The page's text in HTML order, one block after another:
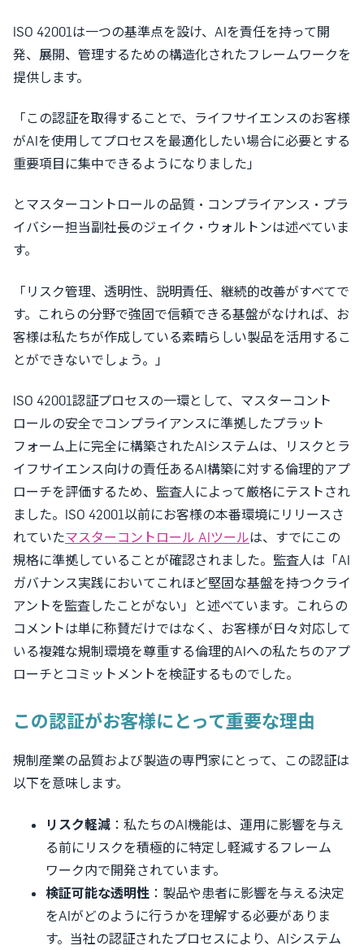
ISO 42001は一つの基準点を設け、AIを責任を持って開
発、展開、管理するための構造化されたフレームワークを
提供します。
「この認証を取得することで、ライフサイエンスのお客様
がAIを使用してプロセスを最適化したい場合に必要とする
重要項目に集中できるようになりました」
とマスターコントロールの品質・コンプライアンス・プラ
イバシー担当副社長のジェイク・ウォルトンは述べていま
す。
「リスク管理、透明性、説明責任、継続的改善がすべてで
す。これらの分野で強固で信頼できる基盤がなければ、お
客様は私たちが作成している素晴らしい製品を活用するこ
とができないでしょう。」
ISO 42001認証プロセスの一環として、マスターコント
ロールの安全でコンプライアンスに準拠したプラット
フォーム上に完全に構築されたAIシステムは、リスクとラ
イフサイエンス向けの責任あるAI構築に対する倫理的アプ
ローチを評価するため、監査人によって厳格にテストされ
ました。ISO 42001以前にお客様の本番環境にリリースさ
れていたマスターコントロール AIツールは、すでにこの
規格に準拠していることが確認されました。監査人は「AI
ガバナンス実践においてこれほど堅固な基盤を持つクライ
アントを監査したことがない」と述べています。これらの
コメントは単に称賛だけではなく、お客様が日々対応して
いる複雑な規制環境を尊重する倫理的AIへの私たちのアプ
ローチとコミットメントを検証するものでした。
この認証がお客様にとって重要な理由
規制産業の品質および製造の専門家にとって、この認証は
以下を意味します。
リスク軽減 ：私たちのAI機能は、運用に影響を与え
る前にリスクを積極的に特定し軽減するフレーム
ワーク内で開発されています。
検証可能な透明性 ：製品や患者に影響を与える決定
をAIがどのように行うかを理解する必要がありま
す。当社の認証されたプロセスにより、AIシステム